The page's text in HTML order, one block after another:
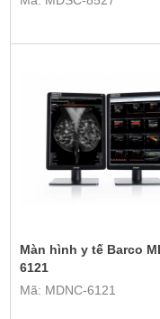
Màn hình y tế Barco
6121
Mã: MDNC-6121